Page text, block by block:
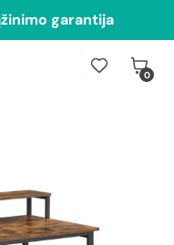
garantija
0